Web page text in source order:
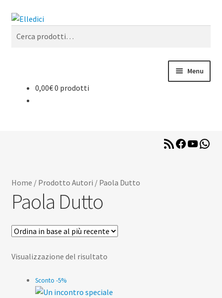
Vai
navigazione
Vai
contenuto
Cerca
Menu
Libreria Online
Riviste
Scuola
Contatti
Don Bosco
0,00€0 prodotti
RSS Facebook
Home / Prodotto Autori / Paola Dutto
Paola Dutto
Visualizzazione del risultato
Sconto -5%